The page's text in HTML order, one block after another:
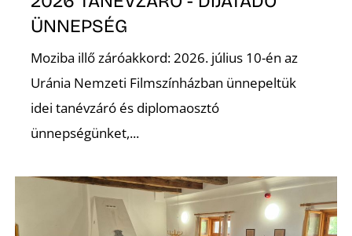
ÜNNEPSÉG
Moziba illő záróakkord: 2026. július 10-én az
Uránia Nemzeti Filmszínházban ünnepeltük
idei tanévzáró és diplomaosztó
ünnepségünket,...